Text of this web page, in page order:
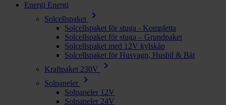
Energi Energi
Solcellspaket
chevron_right
Solcellspaket för stuga - Kompletta
Solcellspaket för stuga – Grundpaket
Solcellspaket med 12V kylskåp
Solcellspaket för Husvagn, Husbil & Båt
Kraftpaket 230V
chevron_right
Solpaneler chevron_right
Solpaneler 12V
Solpaneler 24V